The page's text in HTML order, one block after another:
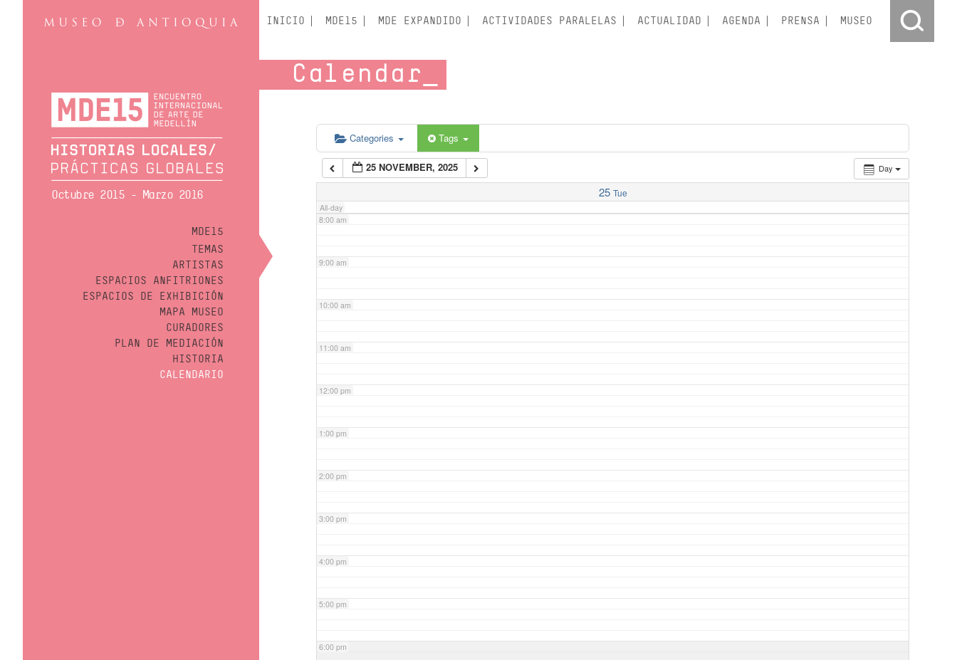
Octubre 2015 - Marzo 2016
MDE15
TEMAS
ARTISTAS
ESPACIOS ANFITRIONES
ESPACIOS DE EXHIBICIÓN
MAPA MUSEO
CURADORES
PLAN DE MEDIACIÓN
HISTORIA
CALENDARIO
INICIO MDE15 MDE EXPANDIDO ACTIVIDADES PARALELAS ACTUALIDAD AGENDA PRENSA MUSEO
Calendar
Categories Tags
Day
25 NOVEMBER, 2025
25 Tue
All-day
5:00 am
6:00 am
7:00 am
8:00 am
9:00 am
10:00 am
11:00 am
12:00 pm
1:00 pm
2:00 pm
3:00 pm
4:00 pm
5:00 pm
6:00 pm